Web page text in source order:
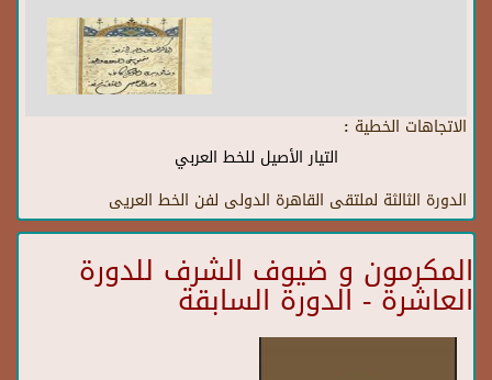
الاتجاهات الخطية :
التيار الأصيل للخط العربي
الدورة الثالثة لملتقى القاهرة الدولى لفن الخط العريى
المكرمون و ضيوف الشرف للدورة
العاشرة - الدورة السابقة